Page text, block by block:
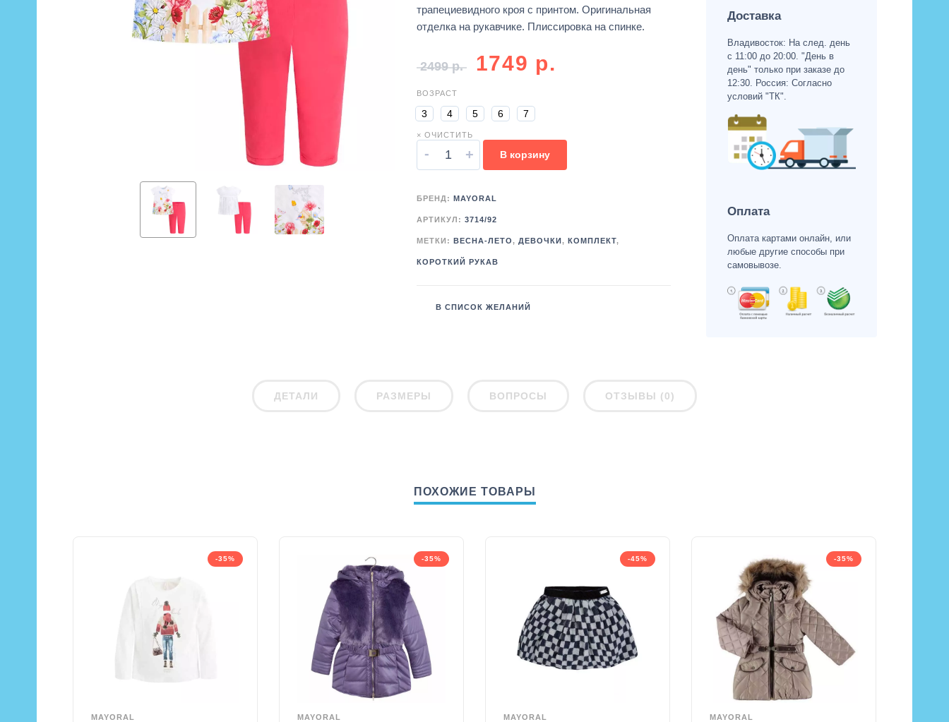
трапециевидного кроя с принтом. Оригинальная
отделка на рукавчике. Плиссировка на спинке.
2499р. 1749 р.
ВОЗРАСТ
3 4 5 6 7
× ОЧИСТИТЬ
- + В корзину
БРЕНД: MAYORAL
АРТИКУЛ: 3714/92
МЕТКИ: ВЕСНА-ЛЕТО, ДЕВОЧКИ , КОМПЛЕКТ,
КОРОТКИЙ РУКАВ
В СПИСОК ЖЕЛАНИЙ
Доставка
Владивосток: На след. день
с 11:00 до 20:00. "День в
день" только при заказе до
12:30. Россия: Согласно
условий "ТК".
Оплата
Оплата картами онлайн, или
любые другие способы при
самовывозе.
ДЕТАЛИ РАЗМЕРЫ ВОПРОСЫ ОТЗЫВЫ (0)
ПОХОЖИЕ ТОВАРЫ
-35%
MAYORAL
-35%
MAYORAL
-45%
MAYORAL
-35%
MAYORAL